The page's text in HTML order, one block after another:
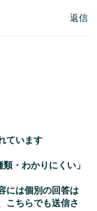
返信
ています
・わかりにくい」
には個別の回答は
こちらでも送信さ